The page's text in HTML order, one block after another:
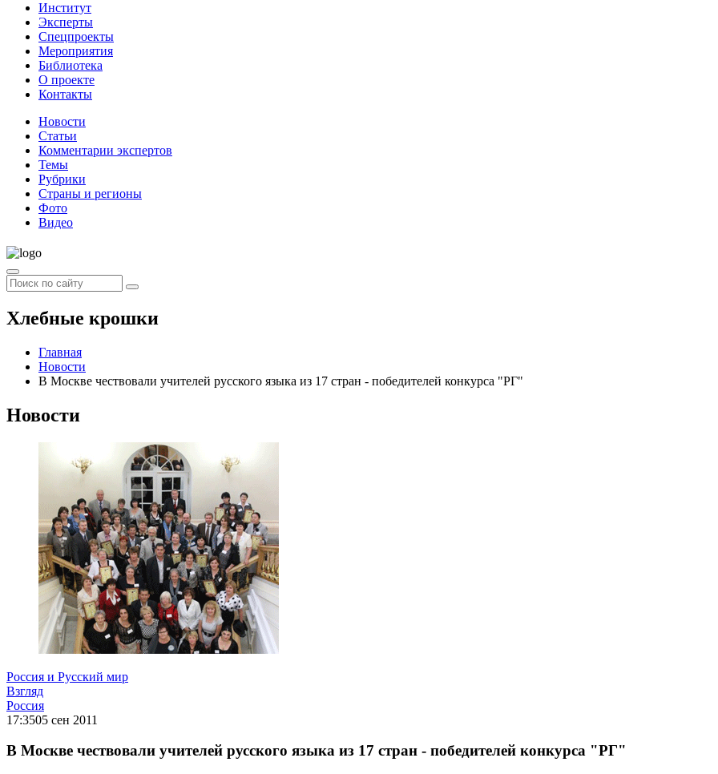
Институт
Эксперты
Спецпроекты
Мероприятия
Библиотека
О проекте
Контакты
Новости
Статьи
Комментарии экспертов
Темы
Рубрики
Страны и регионы
Фото
Видео
Хлебные крошки
Главная
Новости
В Москве чествовали учителей русского языка из 17 стран - победителей конкурса "РГ"
Новости
Россия и Русский мир
Взгляд
Россия
17:3505 сен 2011
В Москве чествовали учителей русского языка из 17 стран - победителей конкурса "РГ"